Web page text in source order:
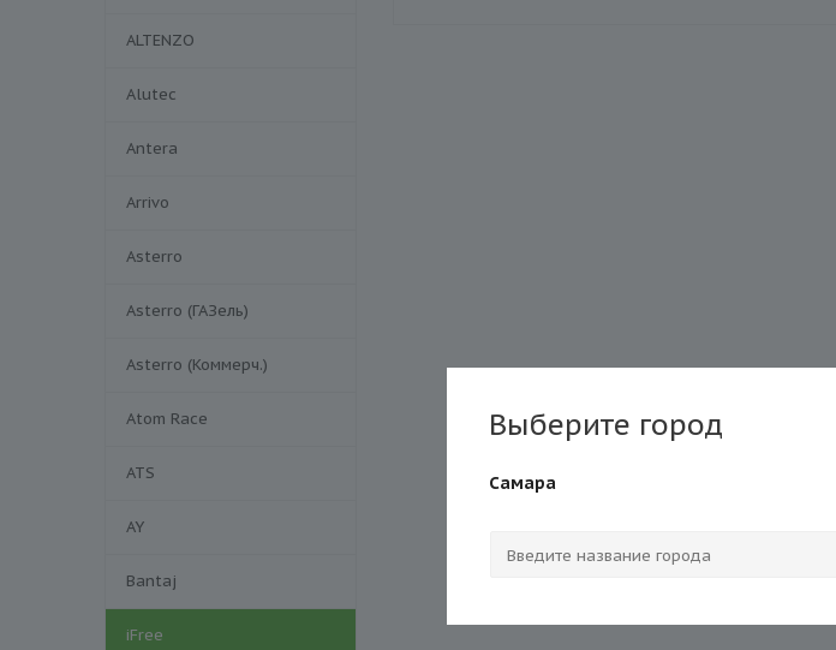
ALTENZO
Alutec
Antera
Arrivo
Asterro
Asterro (ГАЗель)
Asterro (Коммерч.)
Atom Race
ATS
AY
Bantaj
iFree
Выберите город
Самара